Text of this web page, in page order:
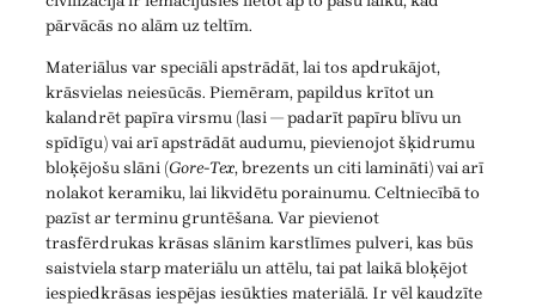
pārvācās no alām uz teltīm.
Materiālus var speciāli apstrādāt, lai tos apdrukājot,
krāsvielas neiesūcās. Piemēram, papildus krītot un
kalandrēt papīra virsmu (lasi — padarīt papīru blīvu un
spīdīgu) vai arī apstrādāt audumu, pievienojot šķidrumu
bloķējošu slāni (Gore-Tex, brezents un citi lamināti) vai arī
nolakot keramiku, lai likvidētu porainumu. Celtniecībā to
pazīst ar terminu gruntēšana. Var pievienot
trasfērdrukas krāsas slānim karstlīmes pulveri, kas būs
saistviela starp materiālu un attēlu, tai pat laikā bloķējot
iespiedkrāsas iespējas iesūkties materiālā. Ir vēl kaudzīte